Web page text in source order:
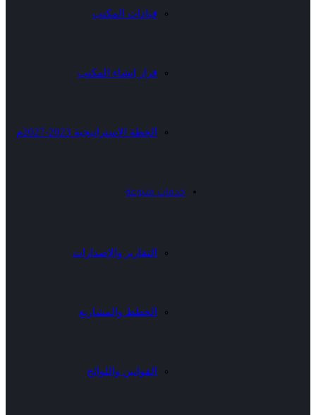
قيادات المكتب
قرار إنشاء المكتب
الخطة الاستراتيجية 2023-2027م
خدمات متنوعة
التقارير والإصدارات
الخطط والمشاريع
القوانين واللوائح